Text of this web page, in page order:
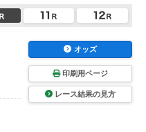
オッズ
印刷用ページ
レース結果の見方